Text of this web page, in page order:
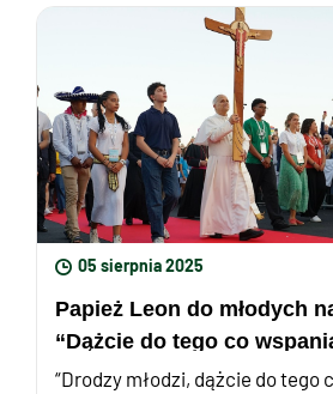
05 sierpnia 2025
Papież Leon do młodych
“Dążcie do tego co
świętości, gdziekolwiek ...
“Drodzy młodzi, dążcie do tego